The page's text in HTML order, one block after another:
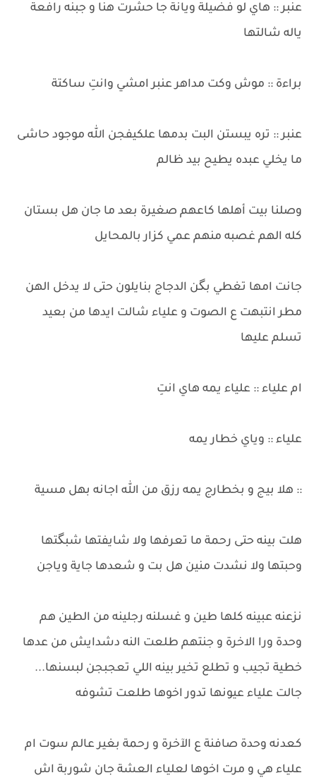
عنبر :: هاي لو فضيلة ويانة جا حشرت هنا و جبنه رافعة
ياله شالتها
براءة :: موش وكت مداهر عنبر امشي وانتِ ساكتة
عنبر :: تره يبستن البت بدمها علكيفجن الله موجود حاشى
ما يخلي عبده يطيح بيد ظالم
وصلنا بيت أهلها كاعهم صغيرة بعد ما جان هل بستان
كله الهم غصبه منهم عمي كزار بالمحايل
جانت امها تغطي بگن الدجاج بنايلون حتى لا يدخل الهن
مطر انتبهت ع الصوت و علياء شالت ايدها من بعيد
تسلم عليها
ام علياء :: علياء يمه هاي انتِ
علياء :: وياي خطار يمه
:: هلا بيج و بخطارج يمه رزق من الله اجانه بهل مسية
هلت بينه حتى رحمة ما تعرفها ولا شايفتها شبگتها
وحبتها ولا نشدت منين هل بت و شعدها جاية وياجن
نزعنه عبينه كلها طين و غسلنه رجلينه من الطين هم
وحدة ورا الاخرة و جنتهم طلعت النه دشدايش من عدها
خطية تجيب و تطلع تخير بينه اللي تعجبجن لبسنها...
جالت علياء عيونها تدور اخوها طلعت تشوفه
كعدنه وحدة صافنة ع الآخرة و رحمة بغير عالم سوت ام
علياء هي و مرت اخوها لعلياء العشة جان شوربة اش